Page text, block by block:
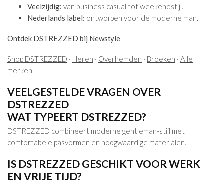
Veelzijdig: van business casual tot weekendstijl.
Nederlands label: ontworpen voor de moderne man.
Ontdek DSTREZZED bij Newstyle
Shop DSTREZZED · Heren · Overhemden · Broeken · Alle
merken
VEELGESTELDE VRAGEN OVER
DSTREZZED
WAT TYPEERT DSTREZZED?
DSTREZZED combineert moderne gentleman-stijl met
comfortabele pasvormen en hoogwaardige materialen.
IS DSTREZZED GESCHIKT VOOR WERK
EN VRIJE TIJD?